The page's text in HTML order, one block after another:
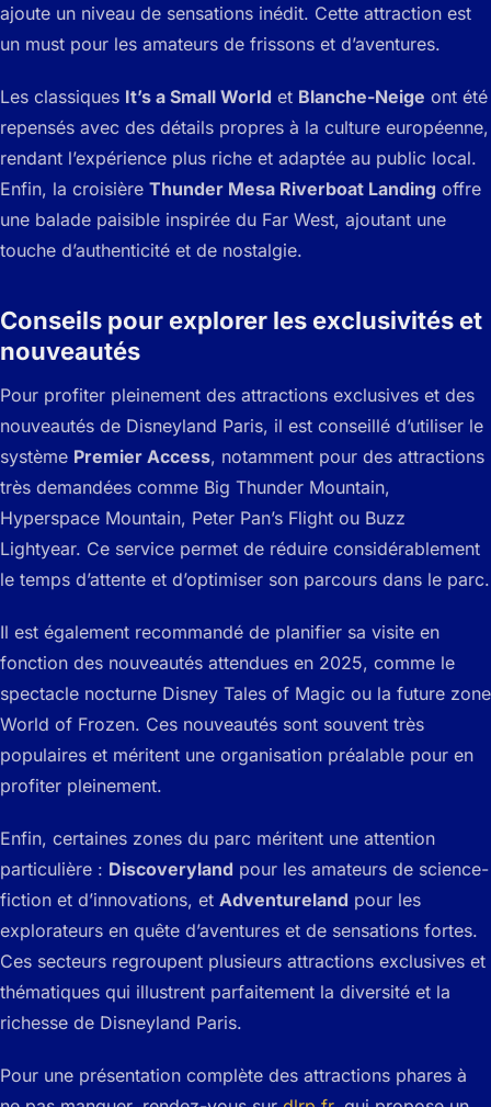
ajoute un niveau de sensations inédit. Cette attraction est
un must pour les amateurs de frissons et d’aventures.
Les classiques It’s a Small World et Blanche-Neige ont été
repensés avec des détails propres à la culture européenne,
rendant l’expérience plus riche et adaptée au public local.
Enfin, la croisière Thunder Mesa Riverboat Landing offre
une balade paisible inspirée du Far West, ajoutant une
touche d’authenticité et de nostalgie.
Conseils pour explorer les exclusivités et
nouveautés
Pour profiter pleinement des attractions exclusives et des
nouveautés de Disneyland Paris, il est conseillé d’utiliser le
système Premier Access, notamment pour des attractions
très demandées comme Big Thunder Mountain,
Hyperspace Mountain, Peter Pan’s Flight ou Buzz
Lightyear. Ce service permet de réduire considérablement
le temps d’attente et d’optimiser son parcours dans le parc.
Il est également recommandé de planifier sa visite en
fonction des nouveautés attendues en 2025, comme le
spectacle nocturne Disney Tales of Magic ou la future zone
World of Frozen. Ces nouveautés sont souvent très
populaires et méritent une organisation préalable pour en
profiter pleinement.
Enfin, certaines zones du parc méritent une attention
particulière : Discoveryland pour les amateurs de science-
fiction et d’innovations, et Adventureland pour les
explorateurs en quête d’aventures et de sensations fortes.
Ces secteurs regroupent plusieurs attractions exclusives et
thématiques qui illustrent parfaitement la diversité et la
richesse de Disneyland Paris.
Pour une présentation complète des attractions phares à